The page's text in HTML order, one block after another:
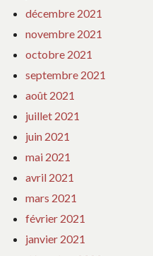
décembre 2021
novembre 2021
octobre 2021
septembre 2021
août 2021
juillet 2021
juin 2021
mai 2021
avril 2021
mars 2021
février 2021
janvier 2021